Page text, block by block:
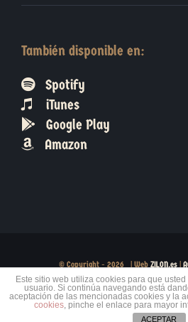
También disponible en:
Spotify
iTunes
Google Play
Amazon
© Copyright - 2026 | Web ZILON.es|
Facebook
X
Este sitio web utiliza cookies para que
usuario. Si continúa navegando está
aceptación de las mencionadas cookies y la
cookies, pinche el enlace para mayor
ACEPTAR